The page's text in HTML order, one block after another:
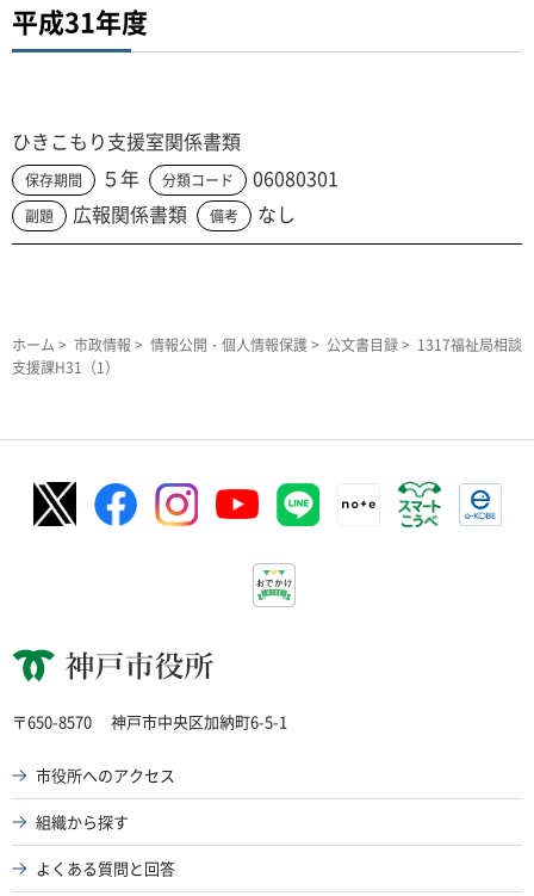
平成31年度
ひきこもり支援室関係書類
保存期間 ５年 分類コード 06080301
副題 広報関係書類 備考 なし
ホーム > 市政情報 > 情報公開・個人情報保護> 公文書目録> 1317福祉局相談
支援課H31（1）
神戸市役所
〒650-8570 神戸市中央区加納町6-5-1
市役所へのアクセス
組織から探す
よくある質問と回答